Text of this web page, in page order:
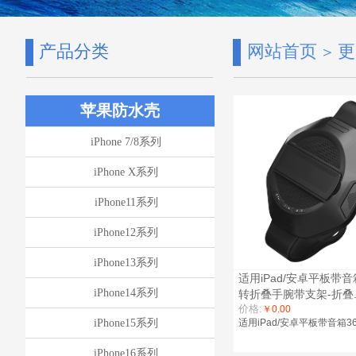
适用iPad/安卓平板带
转折叠手腕带支架-折
价格: ￥0.00
适用iPad/安卓平板带音箱
苹果防水壳
iPhone 7/8系列
iPhone X系列
iPhone11系列
iPhone12系列
iPhone13系列
iPhone14系列
iPhone15系列
iPhone16系列
产品分类 网站首页 ＞